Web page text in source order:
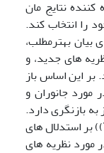
نتایج مان
را انتخاب کند.
بهترمطلب،
های جدید، و
بر این اساس باز
مورد جانوران و
بازنگری دارد.
نظریه های آرایه شناختی Taxologic theories)) بر استدلال های
مورد نظریه های